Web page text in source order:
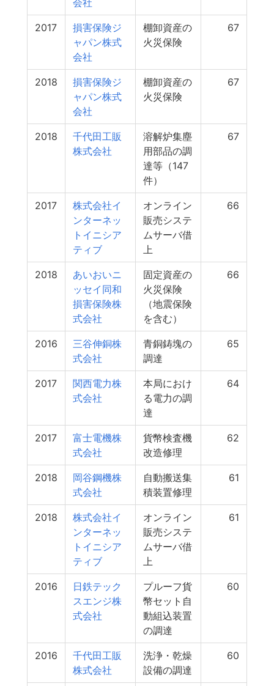
会社
2017
損害保険ジ
ャパン株式
会社
棚卸資産の
火災保険
67
2018
損害保険ジ
ャパン株式
会社
棚卸資産の
火災保険
67
2018
千代田工販
株式会社
溶解炉集塵
用部品の調
達等（147
件）
67
2017
株式会社イ
ンターネッ
トイニシア
ティブ
オンライン
販売システ
ムサーバ借
上
66
2018
あいおいニ
ッセイ同和
損害保険株
式会社
固定資産の
火災保険
（地震保険
を含む）
66
2016
三谷伸銅株
式会社
青銅鋳塊の
調達
65
2017
関西電力株
式会社
本局におけ
る電力の調
達
64
2017
富士電機株
式会社
貨幣検査機
改造修理
62
2018
岡谷鋼機株
式会社
自動搬送集
積装置修理
61
2018
株式会社イ
ンターネッ
トイニシア
ティブ
オンライン
販売システ
ムサーバ借
上
61
2016
日鉄テック
スエンジ株
式会社
プルーフ貨
幣セット自
動組込装置
の調達
60
2016
千代田工販
株式会社
洗浄・乾燥
設備の調達
60